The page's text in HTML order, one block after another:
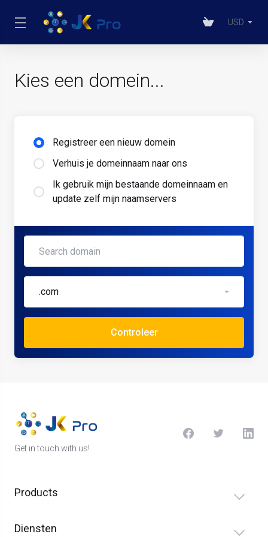
USD
Kies een domein...
Registreer een nieuw domein
Verhuis je domeinnaam naar ons
Ik gebruik mijn bestaande domeinnaam en
update zelf mijn naamservers
.com
Controleer
Get in touch with us!
Products
Diensten